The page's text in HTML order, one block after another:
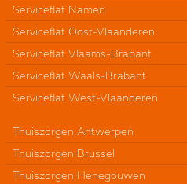
Serviceflat Namen
Serviceflat Oost-Vlaanderen
Serviceflat Vlaams-Brabant
Serviceflat Waals-Brabant
Serviceflat West-Vlaanderen
Thuiszorgen Antwerpen
Thuiszorgen Brussel
Thuiszorgen Henegouwen